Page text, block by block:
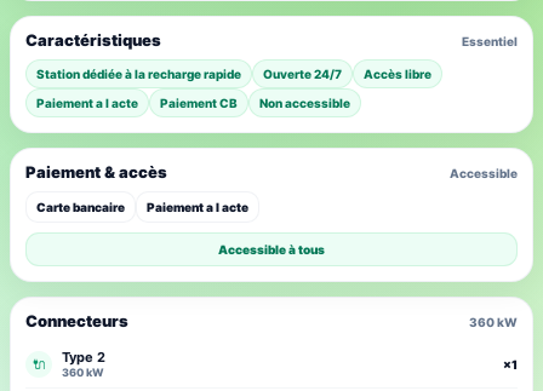
Caractéristiques Essentiel
Station dédiée à la recharge rapide Ouverte 24/7
Accès libre
Paiement a l acte
Paiement CB Non accessible
Connecteurs 360 kW
🔌 Type 2
360 kW
×1
Paiement & accès Accessible
Carte bancaire Paiement a l acte
Accessible à tous